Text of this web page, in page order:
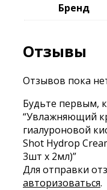
Бренд
Отзывы
Отзывов пока
Будьте первым,
“Увлажняющий
гиалуроновой
Shot Hydrop
3шт х 2мл)”
Для отправки
авторизоваться.